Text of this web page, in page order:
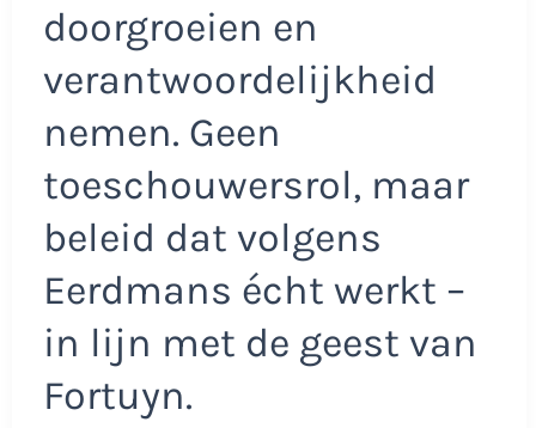
doorgroeien en
verantwoordelijkheid
nemen. Geen
toeschouwersrol, maar
beleid dat volgens
Eerdmans écht werkt –
in lijn met de geest van
Fortuyn.